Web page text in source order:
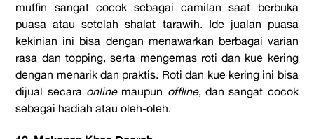
muffin sangat cocok sebagai camilan saat berbuka
puasa atau setelah shalat tarawih. Ide jualan puasa
kekinian ini bisa dengan menawarkan berbagai varian
rasa dan topping, serta mengemas roti dan kue kering
dengan menarik dan praktis. Roti dan kue kering ini bisa
dijual secara onlinemaupun offline, dan sangat cocok
sebagai hadiah atau oleh-oleh.